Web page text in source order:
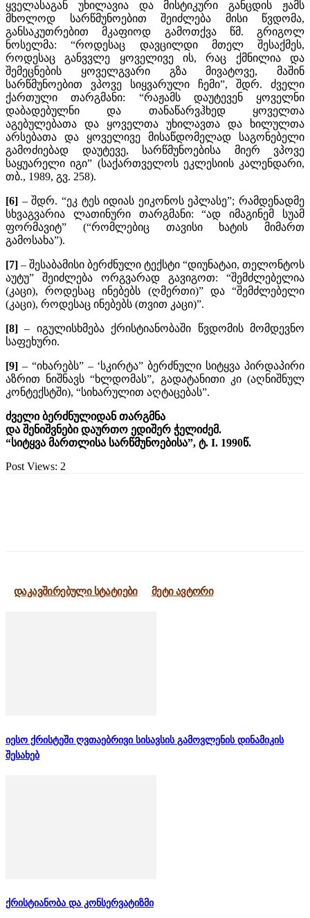
ყველასაგან უხილავია და მისტიკური განცდის ჟამს
მხოლოდ სარწმუნოებით შეიძლება მისი წვდომა,
განსაკუთრებით მკაფიოდ გამოთქვა წმ. გრიგოლ
ნოსელმა: “როდესაც დავცილდი მთელ შესაქმეს,
როდესაც განვვლე ყოველივე ის, რაც ქმნილია და
შემეცნების ყოველგვარი გზა მივატოვე, მაშინ
სარწმუნოებით ვპოვე სიყვარული ჩემი”, შდრ. ძველი
ქართული თარგმანი: “რაჟამს დაუტევენ ყოველნი
დაბადებულნი და თანაწარვჰხედ ყოველთა
აგებულებათა და ყოველთა უხილავთა და ხილულთა
არსებათა და ყოველივე მისაწდომელად საგონებელი
გამოძიებად დაუტევე, სარწმუნოებისა მიერ ვპოვე
საყუარელი იგი” (საქართველოს ეკლესიის კალენდარი,
თბ., 1989, გვ. 258).
[6] – შდრ. “ეკ ტეს იდიას ეიკონოს ეპლასე”; რამდენადმე
სხვაგვარია ლათინური თარგმანი: “ად იმაგინემ სუამ
ფორმავიტ” (“რომლებიც თავისი ხატის მიმართ
გამოსახა”).
[7] – შესაბამისი ბერძნული ტექსტი “დიუნატაი, თელონტოს
აუტუ” შეიძლება ორგვარად გავიგოთ: “შემძლებელია
(კაცი), როდესაც ინებებს (ღმერთი)” და “შემძლებელი
(კაცი), როდესაც ინებებს (თვით კაცი)”.
[8] – იგულისხმება ქრისტიანობაში წვდომის მომდევნო
საფეხური.
[9] – “იხარებს” – ‘სკირტა” ბერძნული სიტყვა პირდაპირი
აზრით ნიშნავს “ხლდომას”, გადატანითი კი (აღნიშნულ
კონტექსტში), “სიხარულით აღტაცებას”.
ძველი ბერძნულიდან თარგმნა
და შენიშვნები დაურთო ედიშერ ჭელიძემ.
“სიტყვა მართლისა სარწმუნოებისა”, ტ. I. 1990წ.
Post Views: 2
დაკავშირებული სტატიები მეტი ავტორი
იესო ქრისტეში ღვთაებრივი სისავსის გამოვლენის დინამიკის
შესახებ
ქრისტიანობა და კონსერვატიზმი